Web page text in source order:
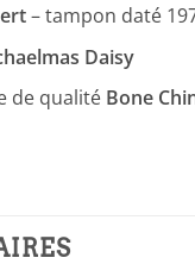
– tampon daté
Daisy
de qualité Bone